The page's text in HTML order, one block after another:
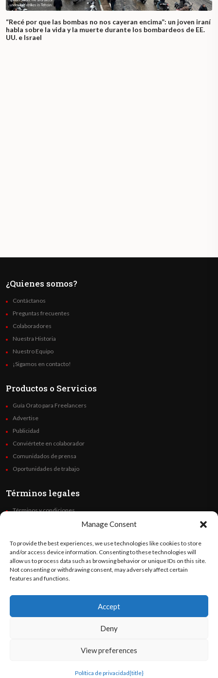
Manage Consent
To provide the best experiences, we use technologies like cookies to store
and/or access device information. Consenting to these technologies will
allow us to process data such as browsing behavior or unique IDs on this site.
Not consenting or withdrawing consent, may adversely affect certain
features and functions.
Accept
Deny
View preferences
Política de privacidad{title}
“Recé por que las bombas no nos cayeran encima”: un joven iraní
habla sobre la vida y la muerte durante los bombardeos de EE.
UU. e Israel
¿Quienes somos?
Contáctanos
Preguntas frecuentes
Colaboradores
Nuestra Historia
Nuestro Equipo
¡Sigamos en contacto!
Productos o Servicios
Guía Orato para Freelancers
Advertise
Publicidad
Conviértete en colaborador
Comunidados de prensa
Oportunidades de trabajo
Términos legales
Términos y condiciones
Code of Ethics
Síguenos
©OratoWorld Media 2026. Todos los derechos reservados..